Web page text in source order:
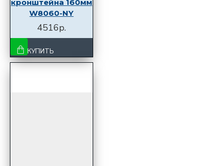
кронштейна 160мм
W8060-NY
4516р.
КУПИТЬ